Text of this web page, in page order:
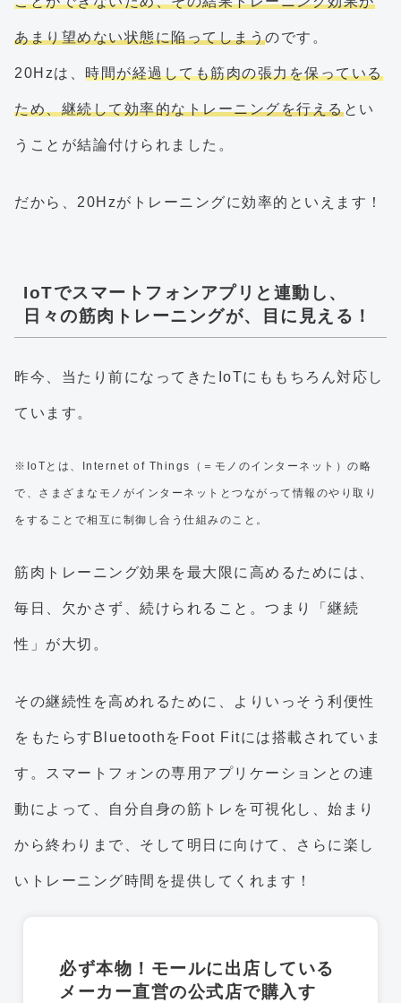
あまり望めない状態に陥ってしまうのです。
20Hzは、 時間が経過しても筋肉の張力を保っている
ため、継続して効率的なトレーニングを行えるとい
うことが結論付けられました。
だから、20Hzがトレーニングに効率的といえます！
IoTでスマートフォンアプリと連動し、
日々の筋肉トレーニングが、目に見える！
昨今、当たり前になってきたIoTにももちろん対応し
ています。
※IoTとは、Internet of Things（＝モノのインターネット）の略
で、さまざまなモノがインターネットとつながって情報のやり取り
をすることで相互に制御し合う仕組みのこと。
筋肉トレーニング効果を最大限に高めるためには、
毎日、欠かさず、続けられること。つまり「継続
性」が大切。
その継続性を高めれるために、よりいっそう利便性
をもたらすBluetoothをFoot Fitには搭載されていま
す。スマートフォンの専用アプリケーションとの連
動によって、自分自身の筋トレを可視化し、始まり
から終わりまで、そして明日に向けて、さらに楽し
いトレーニング時間を提供してくれます！
必ず本物！モールに出店している
メーカー直営の公式店で購入す